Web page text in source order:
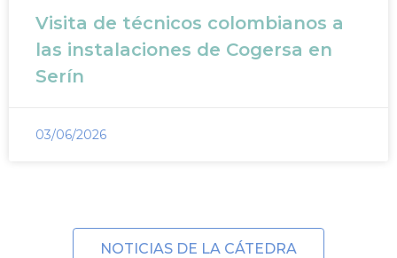
Visita de técnicos colombianos a
las instalaciones de Cogersa en
Serín
03/06/2026
NOTICIAS DE LA CÁTEDRA